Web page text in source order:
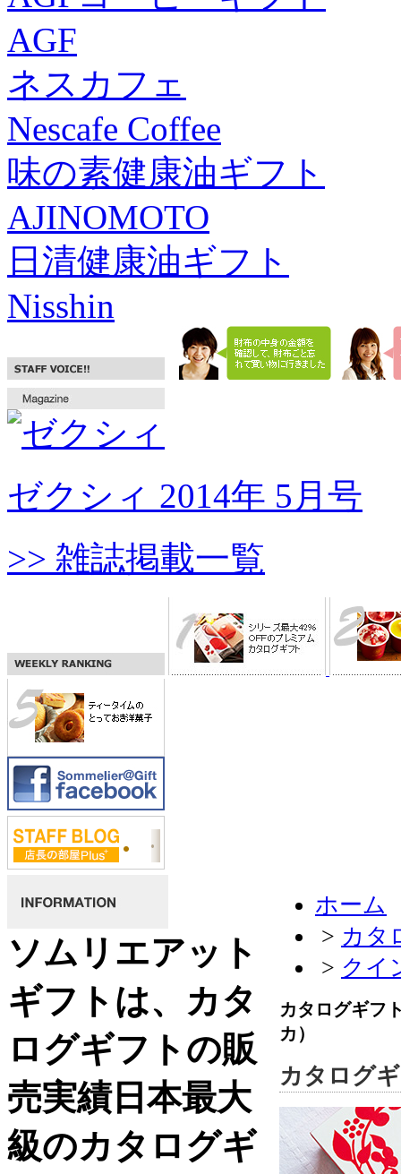
AGF
ネスカフェ
Nescafe Coffee
味の素健康油ギフト
AJINOMOTO
日清健康油ギフト
Nisshin
ゼクシィ 2014年 5月号
>> 雑誌掲載一覧
ホーム
> カタ
> クイ
カタログギフ
カ）
カタログ
ソムリエアット
ギフトは、カタ
ログギフトの販
売実績日本最大
級のカタログギ